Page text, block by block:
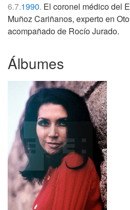
6.7.1990. El coronel médico del
Muñoz Cariñanos, experto en
acompañado de Rocío Jurado.
Álbumes